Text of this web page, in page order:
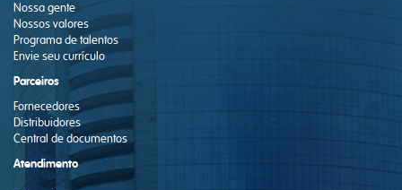
Nossa gente
Nossos valores
Programa de talentos
Envie seu currículo
Parceiros
Fornecedores
Distribuidores
Central de documentos
Atendimento